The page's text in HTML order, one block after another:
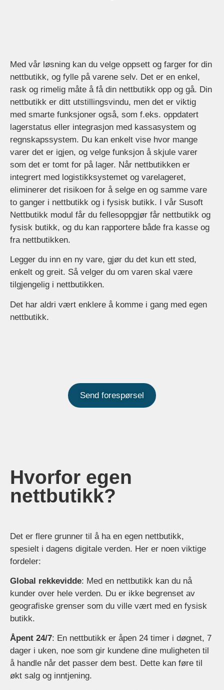
Med vår løsning kan du velge oppsett og farger for din
nettbutikk, og fylle på varene selv. Det er en enkel,
rask og rimelig måte å få din nettbutikk opp og gå. Din
nettbutikk er ditt utstillingsvindu, men det er viktig
med smarte funksjoner også, som f.eks. oppdatert
lagerstatus eller integrasjon med kassasystem og
regnskapssystem. Du kan enkelt vise hvor mange
varer det er igjen, og velge funksjon å skjule varer
som det er tomt for på lager. Når nettbutikken er
integrert med logistikksystemet og varelageret,
eliminerer det risikoen for å selge en og samme vare
to ganger i nettbutikk og i fysisk butikk. I vår Susoft
Nettbutikk modul får du fellesoppgjør får nettbutikk og
fysisk butikk, og du kan rapportere både fra kasse og
fra nettbutikken.
Legger du inn en ny vare, gjør du det kun ett sted,
enkelt og greit. Så velger du om varen skal være
tilgjengelig i nettbutikken.
Det har aldri vært enklere å komme i gang med egen
nettbutikk.
Send forespørsel
Hvorfor egen
nettbutikk?
Det er flere grunner til å ha en egen nettbutikk,
spesielt i dagens digitale verden. Her er noen viktige
fordeler:
Global rekkevidde: Med en nettbutikk kan du nå
kunder over hele verden. Du er ikke begrenset av
geografiske grenser som du ville vært med en fysisk
butikk.
Åpent 24/7: En nettbutikk er åpen 24 timer i døgnet, 7
dager i uken, noe som gir kundene dine muligheten til
å handle når det passer dem best. Dette kan føre til
økt salg og inntjening.